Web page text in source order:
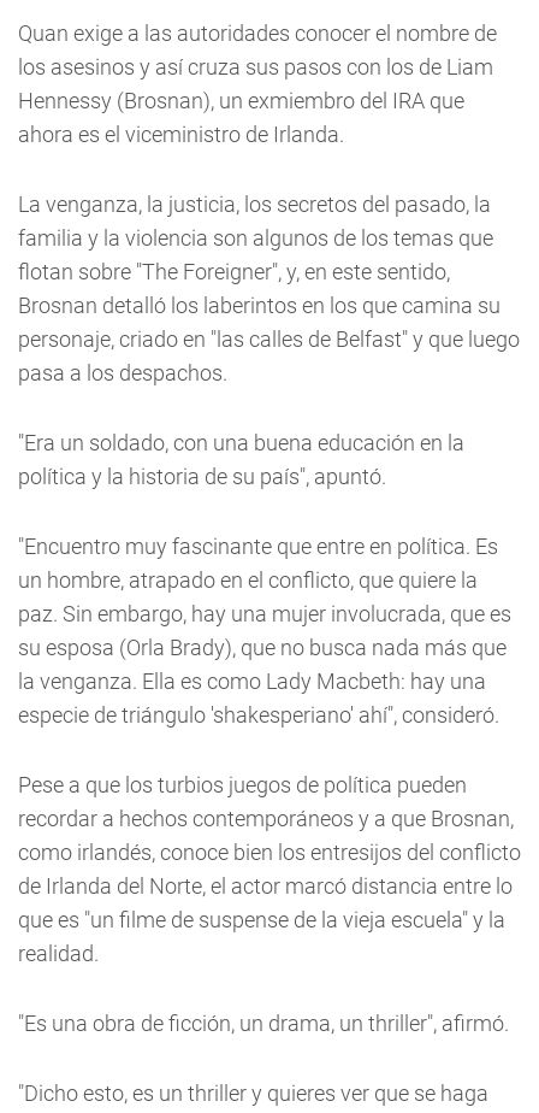
Quan exige a las autoridades conocer el nombre de
los asesinos y así cruza sus pasos con los de Liam
Hennessy (Brosnan), un exmiembro del IRA que
ahora es el viceministro de Irlanda.
La venganza, la justicia, los secretos del pasado, la
familia y la violencia son algunos de los temas que
flotan sobre "The Foreigner", y, en este sentido,
Brosnan detalló los laberintos en los que camina su
personaje, criado en "las calles de Belfast" y que luego
pasa a los despachos.
"Era un soldado, con una buena educación en la
política y la historia de su país", apuntó.
"Encuentro muy fascinante que entre en política. Es
un hombre, atrapado en el conflicto, que quiere la
paz. Sin embargo, hay una mujer involucrada, que es
su esposa (Orla Brady), que no busca nada más que
la venganza. Ella es como Lady Macbeth: hay una
especie de triángulo 'shakesperiano' ahí", consideró.
Pese a que los turbios juegos de política pueden
recordar a hechos contemporáneos y a que Brosnan,
como irlandés, conoce bien los entresijos del conflicto
de Irlanda del Norte, el actor marcó distancia entre lo
que es "un filme de suspense de la vieja escuela" y la
realidad.
"Es una obra de ficción, un drama, un thriller", afirmó.
"Dicho esto, es un thriller y quieres ver que se haga